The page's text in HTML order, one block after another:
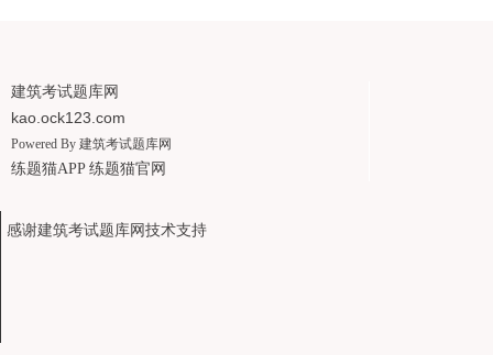
建筑考试题库网
kao.ock123.com
Powered By 建筑考试题库网
练题猫APP 练题猫官网
感谢建筑考试题库网技术支持